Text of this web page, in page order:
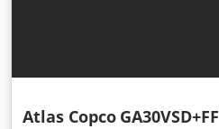
Atlas Copco GA30VSD+FF